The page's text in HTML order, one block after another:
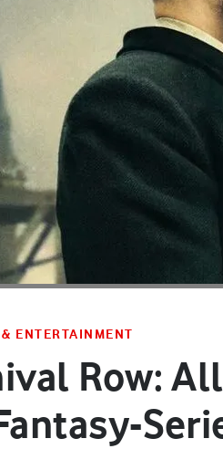
ENTERTAINMENT
Row: